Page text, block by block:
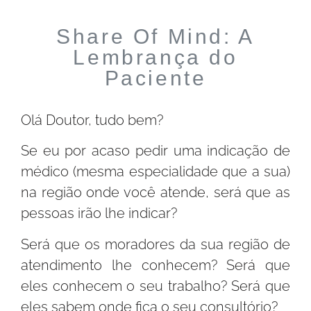
Share Of Mind: A
Lembrança do
Paciente
Olá Doutor, tudo bem?
Se eu por acaso pedir uma indicação de
médico (mesma especialidade que a sua)
na região onde você atende, será que as
pessoas irão lhe indicar?
Será que os moradores da sua região de
atendimento lhe conhecem? Será que
eles conhecem o seu trabalho? Será que
eles sabem onde fica o seu consultório?